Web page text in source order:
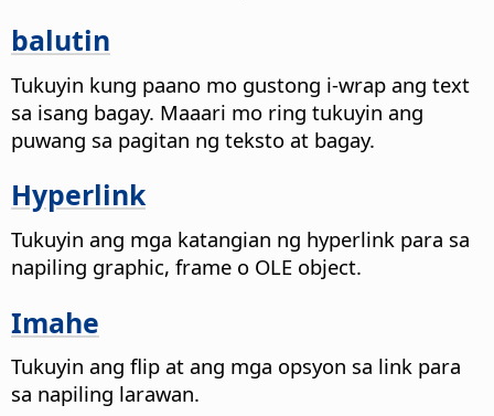
balutin
Tukuyin kung paano mo gustong i-wrap ang text
sa isang bagay. Maaari mo ring tukuyin ang
puwang sa pagitan ng teksto at bagay.
Hyperlink
Tukuyin ang mga katangian ng hyperlink para sa
napiling graphic, frame o OLE object.
Imahe
Tukuyin ang flip at ang mga opsyon sa link para
sa napiling larawan.